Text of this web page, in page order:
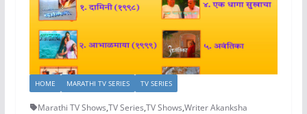
HOME MARATHI TV SERIES TV SERIES
Marathi TV Shows,TV Series,TV Shows,Writer Akanksha